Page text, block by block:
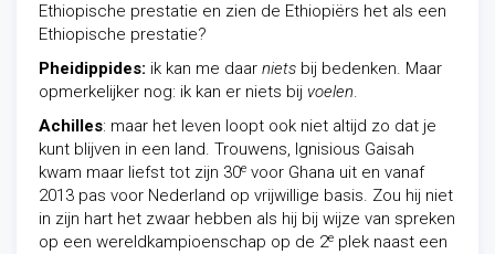
Ethiopische prestatie en zien de Ethiopiërs het als een
Ethiopische prestatie?
Pheidippides: ik kan me daar niets bij bedenken. Maar
opmerkelijker nog: ik kan er niets bij voelen.
Achilles: maar het leven loopt ook niet altijd zo dat je
kunt blijven in een land. Trouwens, Ignisious Gaisah
kwam maar liefst tot zijn 30e voor Ghana uit en vanaf
2013 pas voor Nederland op vrijwillige basis. Zou hij niet
in zijn hart het zwaar hebben als hij bij wijze van spreken
op een wereldkampioenschap op de 2e plek naast een